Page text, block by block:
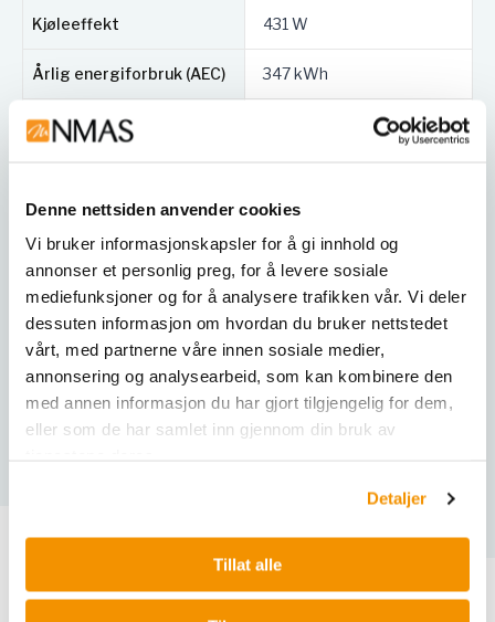
Denne nettsiden anvender cookies
Vi bruker informasjonskapsler for å gi innhold og
annonser et personlig preg, for å levere sosiale
mediefunksjoner og for å analysere trafikken vår. Vi deler
dessuten informasjon om hvordan du bruker nettstedet
vårt, med partnerne våre innen sosiale medier,
annonsering og analysearbeid, som kan kombinere den
med annen informasjon du har gjort tilgjengelig for dem,
eller som de har samlet inn gjennom din bruk av
Detaljer
Tillat alle
Kompatibel med DIN 13277-standarden
(standard på Acura-modeller)
Kjøleeffekt 431 W
Årlig energiforbruk (AEC) 347 kWh
Klimaklasse
Innvendig utstyr 4 wire shelves
Skuffe-/hyllemateriale Plastic-coated steel
Anvendbart område i mm
(BxD)
530x650 mm
Varianter